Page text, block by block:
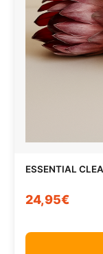
ESSENTIAL
24,95€